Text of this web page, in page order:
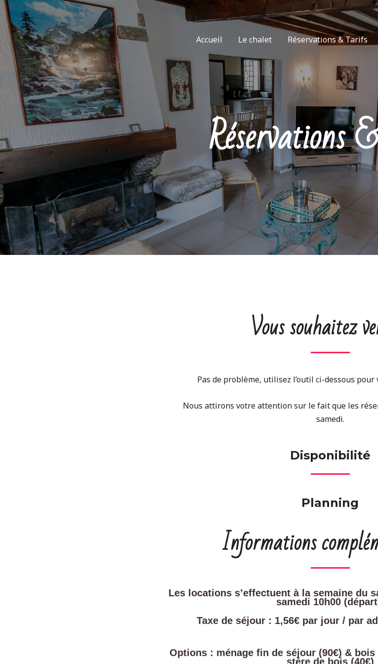
Accueil Le chalet Réservations & Tarifs
Réservations
Vous souhaitez
Pas de problème, utilisez l’outil ci-dessous
Nous attirons votre attention sur le fait que les
samedi.
Disponibilité
Planning
Informations
Les locations s’effectuent à la semaine du
samedi 10h00
Taxe de séjour : 1,56€ par jour / par
Options : ménage fin de séjour (90€) &
stére de bois (40€)